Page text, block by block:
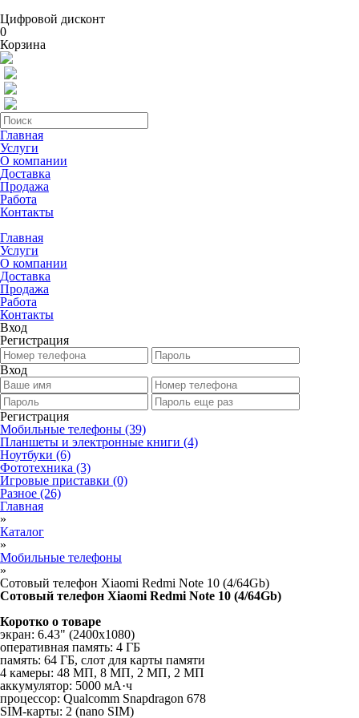
Цифровой дисконт
0
Корзина
Главная
Услуги
О компании
Доставка
Продажа
Работа
Контакты
Главная
Услуги
О компании
Доставка
Продажа
Работа
Контакты
Вход
Регистрация
Вход
Регистрация
Мобильные телефоны (39)
Планшеты и электронные книги (4)
Ноутбуки (6)
Фототехника (3)
Игровые приставки (0)
Разное (26)
Главная
»
Каталог
»
Мобильные телефоны
»
Сотовый телефон Xiaomi Redmi Note 10 (4/64Gb)
Сотовый телефон Xiaomi Redmi Note 10 (4/64Gb)
Коротко о товаре
экран: 6.43" (2400x1080)
оперативная память: 4 ГБ
память: 64 ГБ, слот для карты памяти
4 камеры: 48 МП, 8 МП, 2 МП, 2 МП
аккумулятор: 5000 мА·ч
процессор: Qualcomm Snapdragon 678
SIM-карты: 2 (nano SIM)